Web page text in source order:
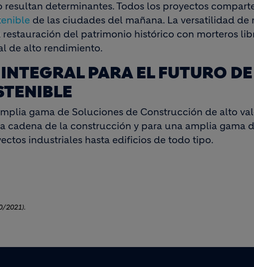
determinantes. Todos los proyectos
de las ciudades del mañana. La versatilidad de
del patrimonio histórico con morteros
de alto rendimiento.
PARA EL FUTURO
gama de Soluciones de Construcción de alto
cadena de la construcción y para una amplia gama
industriales hasta edificios de todo tipo.
2021).